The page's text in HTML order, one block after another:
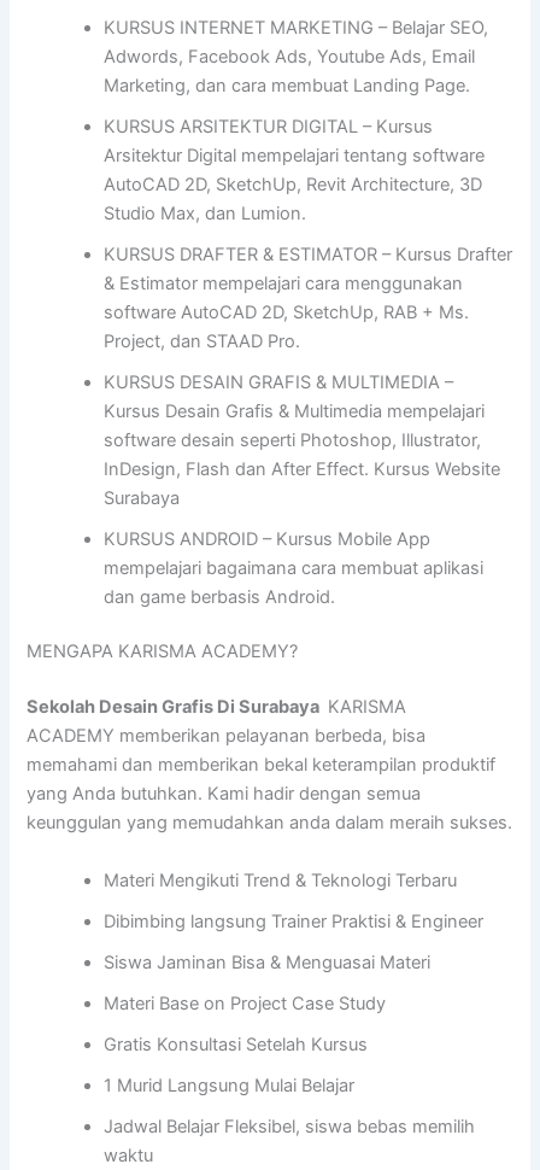
KURSUS INTERNET MARKETING – Belajar SEO,
Adwords, Facebook Ads, Youtube Ads, Email
Marketing, dan cara membuat Landing Page.
KURSUS ARSITEKTUR DIGITAL – Kursus
Arsitektur Digital mempelajari tentang software
AutoCAD 2D, SketchUp, Revit Architecture, 3D
Studio Max, dan Lumion.
KURSUS DRAFTER & ESTIMATOR – Kursus Drafter
& Estimator mempelajari cara menggunakan
software AutoCAD 2D, SketchUp, RAB + Ms.
Project, dan STAAD Pro.
KURSUS DESAIN GRAFIS & MULTIMEDIA –
Kursus Desain Grafis & Multimedia mempelajari
software desain seperti Photoshop, Illustrator,
InDesign, Flash dan After Effect. Kursus Website
Surabaya
KURSUS ANDROID – Kursus Mobile App
mempelajari bagaimana cara membuat aplikasi
dan game berbasis Android.
MENGAPA KARISMA ACADEMY?
Sekolah Desain Grafis Di Surabaya KARISMA
ACADEMY memberikan pelayanan berbeda, bisa
memahami dan memberikan bekal keterampilan produktif
yang Anda butuhkan. Kami hadir dengan semua
keunggulan yang memudahkan anda dalam meraih sukses.
Materi Mengikuti Trend & Teknologi Terbaru
Dibimbing langsung Trainer Praktisi & Engineer
Siswa Jaminan Bisa & Menguasai Materi
Materi Base on Project Case Study
Gratis Konsultasi Setelah Kursus
1 Murid Langsung Mulai Belajar
Jadwal Belajar Fleksibel, siswa bebas memilih
waktu